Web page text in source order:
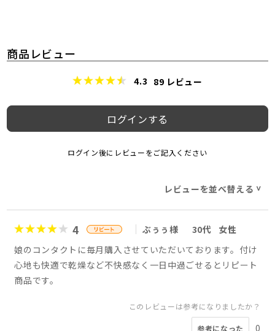
商品レビュー
4.3 89 レビュー
ログインする
ログイン後にレビューをご記入ください
レビューを並べ替える >
4 ぶぅぅ様 30代
女性
娘のコンタクトに毎月購入させていただいております。付け
心地も快適で乾燥など不快感なく一日中過ごせるとリピート
商品です。
このレビューは参考になりましたか？
参考になった 0